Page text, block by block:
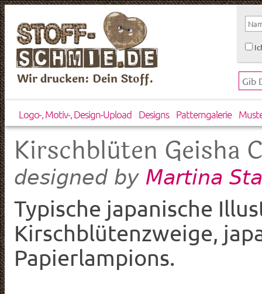
Wir drucken: Dein Stoff.
Logo-, Motiv-, Design-Upload Designs Patterngalerie
Kirschblüten Geisha
designed by Martina
Typische japanische
Kirschblütenzweige,
Papierlampions.